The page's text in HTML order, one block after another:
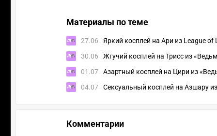
Материалы по теме
27.06
Яркий косплей на Ари из League
30.06
Жгучий косплей на Трисс из
01.07
Азартный косплей на Цири из
04.07
Сексуальный косплей на Азшару
Комментарии